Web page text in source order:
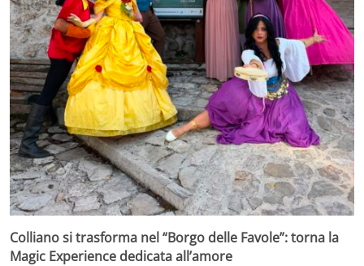
Colliano si trasforma nel “Borgo delle Favole”: torna la
Magic Experience dedicata all’amore